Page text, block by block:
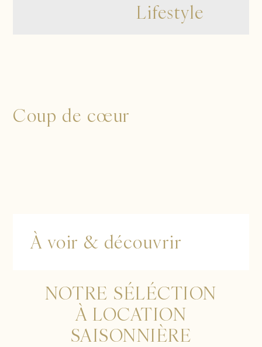
Lifestyle
Coup de cœur
À voir & découvrir
NOTRE SÉLÉCTION
À LOCATION
SAISONNIÈRE